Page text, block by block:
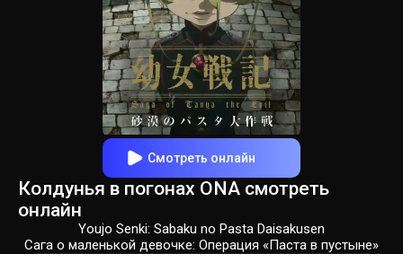
Смотреть онлайн
Колдунья в погонах ONA смотреть
онлайн
Youjo Senki: Sabaku no Pasta Daisakusen
Сага о маленькой девочке: Операция «Паста в пустыне»